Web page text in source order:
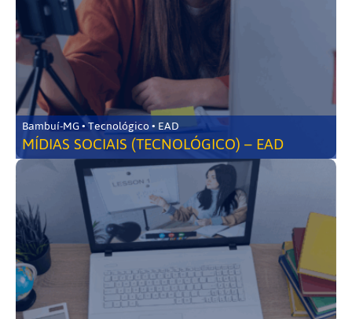
Bambuí-MG • Tecnológico • EAD
MÍDIAS SOCIAIS (TECNOLÓGICO) – EAD